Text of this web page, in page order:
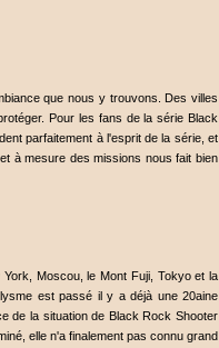
que nous y trouvons. Des villes
Pour les fans de la série Black
parfaitement à l'esprit de la série, et
à mesure des missions nous fait bien
Moscou, le Mont Fuji, Tokyo et la
est passé il y a déjà une 20aine
de la situation de Black Rock Shooter
elle n'a finalement pas connu grand